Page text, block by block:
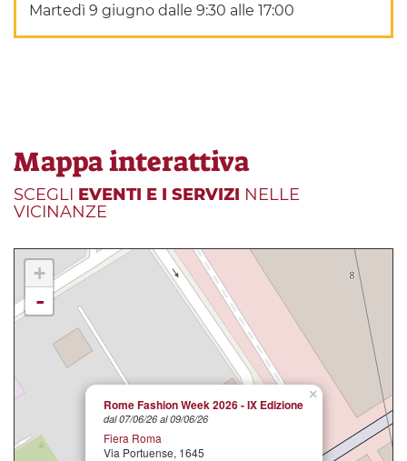
Martedì 9 giugno dalle 9:30 alle 17:00
Mappa interattiva
SCEGLI EVENTI E I SERVIZI NELLE
VICINANZE
×
Rome Fashion Week 2026 - IX Edizione
dal 07/06/26 al 09/06/26
Fiera Roma
Via Portuense, 1645
+
-